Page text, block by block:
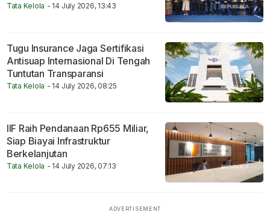
Tata Kelola - 14 July 2026, 13:43
Tugu Insurance Jaga Sertifikasi
Antisuap Internasional Di Tengah
Tuntutan Transparansi
Tata Kelola - 14 July 2026, 08:25
IIF Raih Pendanaan Rp655 Miliar,
Siap Biayai Infrastruktur
Berkelanjutan
Tata Kelola - 14 July 2026, 07:13